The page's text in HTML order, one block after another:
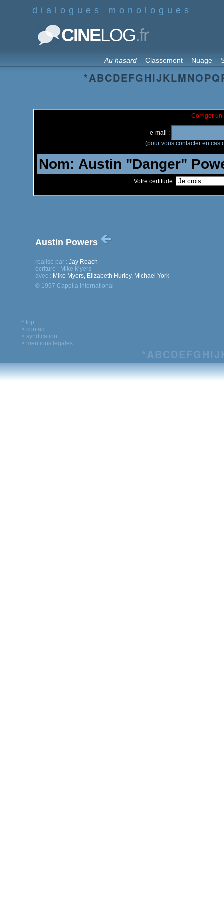
dialogues monologues
CINELOG.fr
Au hasard Classement Nuage
*ABCDEFGHIJKLMNOPQ
Corriger un
e-mail :
(pour vous contacter en cas
Votre certitude :
Austin Powers
realisé par : Jay Roach
écriture : Mike Myers
avec : Mike Myers, Elizabeth Hurley, Michael York
© 1997 Capella International
^ top
> contact
> syndication
> mentions legales
*ABCDEFG HIJ